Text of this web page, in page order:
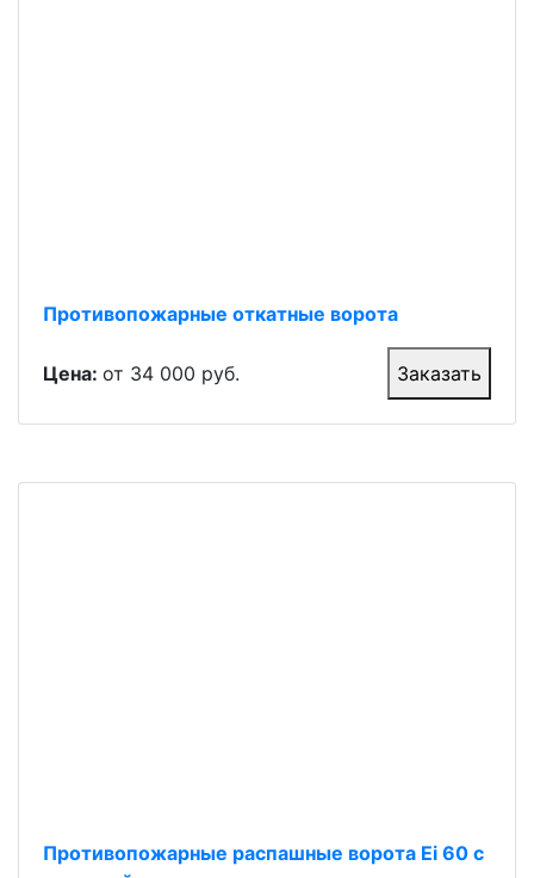
Противопожарные откатные ворота
Цена: от 34 000 руб. Заказать
Противопожарные распашные ворота Ei 60 с